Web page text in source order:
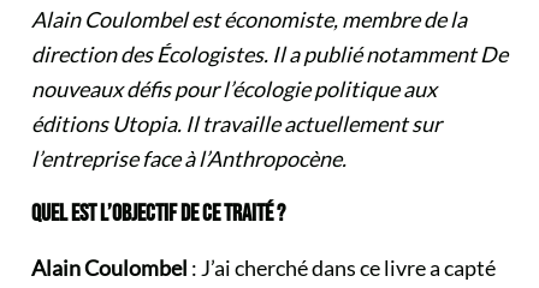
Alain Coulombel est économiste, membre de la
direction des Écologistes. Il a publié notamment De
nouveaux défis pour l’écologie politique aux
éditions Utopia. Il travaille actuellement sur
l’entreprise face à l’Anthropocène.
QUEL EST L’OBJECTIF DE CE TRAITÉ ?
Alain Coulombel : J’ai cherché dans ce livre a capté